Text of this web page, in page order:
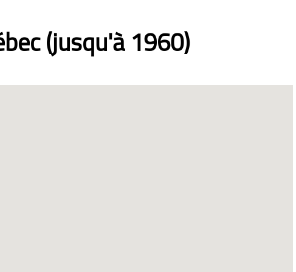
(jusqu'à 1960)